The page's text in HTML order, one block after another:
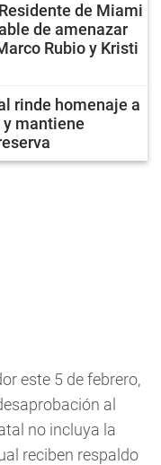
Residente de Miami
de amenazar
Rubio y Kristi
rinde homenaje a
mantiene
este 5 de febrero,
al
no incluya la
reciben respaldo